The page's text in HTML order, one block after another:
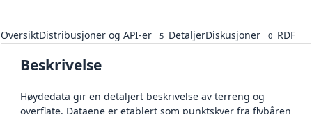
OversiktDistribusjoner og API-er 5 DetaljerDiskusjoner 0 RDF
Beskrivelse
Høydedata gir en detaljert beskrivelse av terreng og
overflate. Dataene er etablert som punktskyer fra flybåren